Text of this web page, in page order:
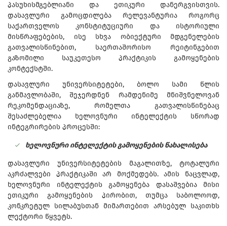
პასუხისმგებლიანი და ეთიკური დანერგვისთვის.
დასავლური გამოცდილება რელევანტურია როგორც
საქართველოს კონსტიტუციური და ისტორიული
მისწრაფებების, ისე სხვა ობიექტური მდგენელების
გათვალისწინებით, საერთაშორისო რეიტინგებით
გაზომილი საუკეთესო პრაქტიკის გამოყენების
კონტექსტში.
დასავლური უნივერსიტეტები, ბოლო სამი წლის
განმავლობაში, შეჯერდნენ რამდენიმე მნიშვნელოვან
რეკომენდაციაზე, რომელთა გათვალისწინებაც
შესაძლებელია ხელოვნური ინტელექტის სწორად
ინტეგრირების პროცესში:
ხელოვნური ინტელექტის გამოყენების წახალისება
დასავლური უნივერსიტეტების მაგალითზე, ტოტალური
აკრძალვები პრაქტიკაში არ მოქმედებს. ამის ნაცვლად,
ხელოვნური ინტელექტის გამოყენება დასაშვებია მისი
ეთიკური გამოყენების პირობით, თუმცა საბოლოოდ,
კონკრეტულ სილაბუსთან მიმართებით არსებულ საკითხს
ლექტორი წყვეტს.